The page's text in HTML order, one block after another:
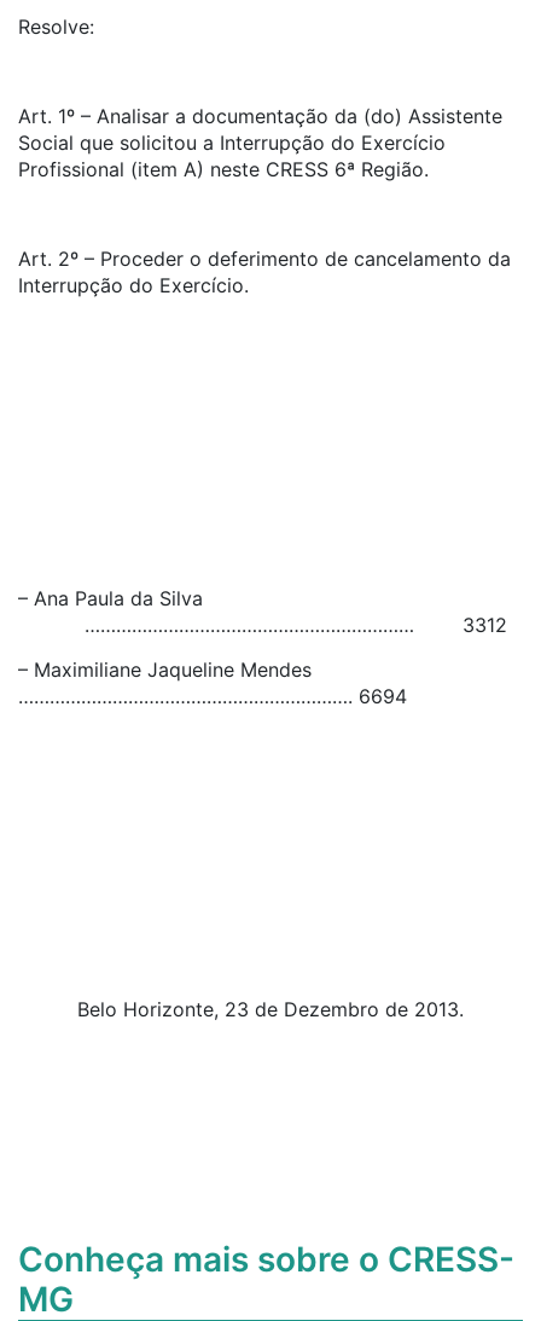
Resolve:
Art. 1º – Analisar a documentação da (do) Assistente
Social que solicitou a Interrupção do Exercício
Profissional (item A) neste CRESS 6ª Região.
Art. 2º – Proceder o deferimento de cancelamento da
Interrupção do Exercício.
– Ana Paula da Silva
……………………………………………………… 3312
– Maximiliane Jaqueline Mendes
………………………………………………………. 6694
Belo Horizonte, 23 de Dezembro de 2013.
Conheça mais sobre o CRESS-
MG